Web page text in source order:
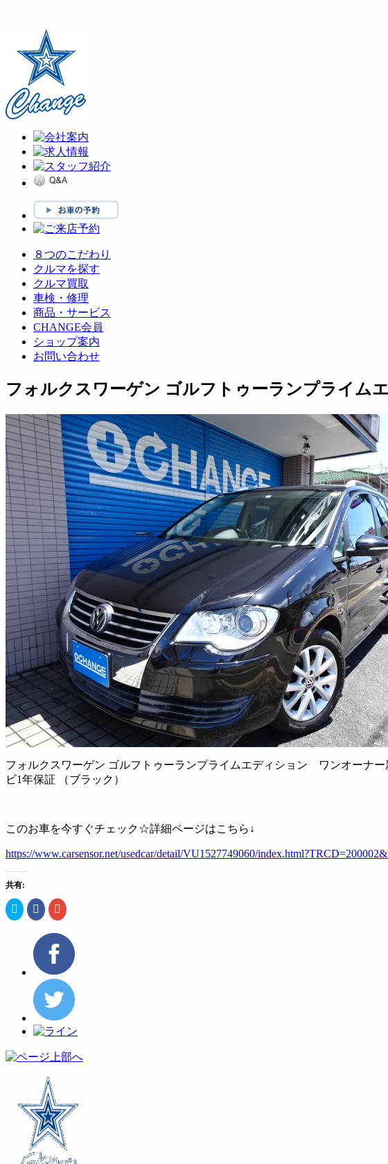
８つのこだわり
クルマを探す
クルマ買取
車検・修理
商品・サービス
CHANGE会員
ショップ案内
お問い合わせ
フォルクスワーゲン ゴルフトゥーランプライム
フォルクスワーゲン ゴルフトゥーランプライムエディション ワンオーナー
ビ1年保証 （ブラック）
このお車を今すぐチェック☆詳細ページはこちら↓
https://www.carsensor.net/usedcar/detail/VU1527749060/
共有:
ク
リ
Twitter
共
ウ
ィ
ン
で
開
Facebook
で
有
す
ク
リ
ッ
ク
し
て
く
だ
(新
し
い
ウ
ィ
ン
ド
ウ
で
開
き
ま
す)
ク
リ
ク
し
Google+
で
共
有
(新
し
ウ
ィ
ン
ウ
で
開